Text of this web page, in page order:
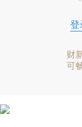
登
财
可